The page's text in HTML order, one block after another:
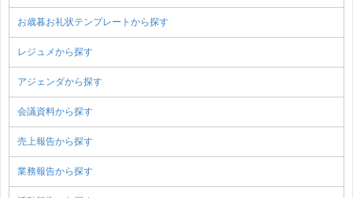
お歳暮お礼状テンプレートから探す
レジュメから探す
アジェンダから探す
会議資料から探す
売上報告から探す
業務報告から探す